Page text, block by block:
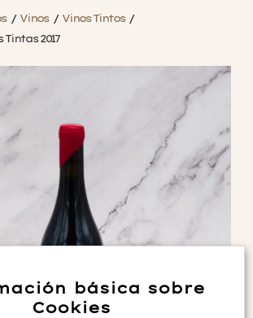
/ Vinos / Vinos Tintos /
2017
básica sobre
Cookies